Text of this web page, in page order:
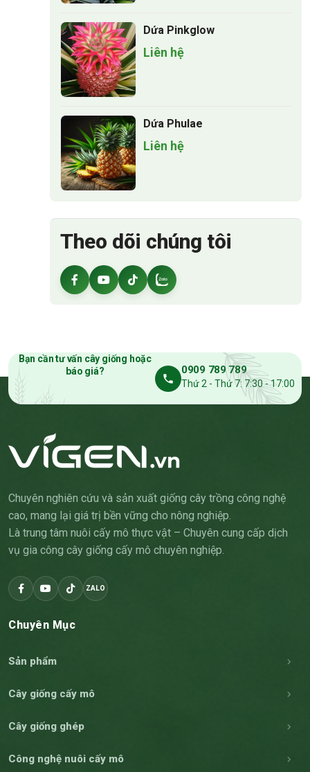
Dứa Pinkglow
Liên hệ
Dứa Phulae
Liên hệ
Theo dõi chúng tôi
Bạn cần tư vấn cây giống hoặc
báo giá?
0909 789 789
Thứ 2 - Thứ 7: 7:30 - 17:00
Chuyên nghiên cứu và sản xuất giống cây trồng công nghệ
cao, mang lại giá trị bền vững cho nông nghiệp.
Là trung tâm nuôi cấy mô thực vật – Chuyên cung cấp dịch
vụ gia công cây giống cấy mô chuyên nghiệp.
ZALO
Chuyên Mục
Sản phẩm
Cây giống cấy mô
Cây giống ghép
Công nghệ nuôi cấy mô